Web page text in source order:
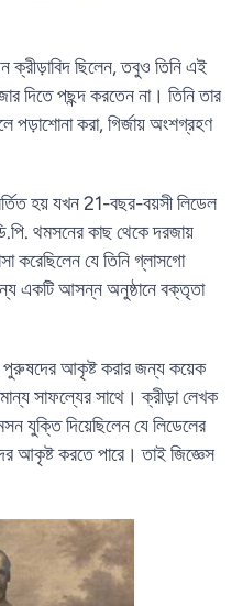
ছিলেন, তবুও তিনি এই
দিতে পছন্দ করতেন না। তিনি তার
পড়াশোনা করা, গির্জায় অংশগ্রহণ
হয় যখন 21-বছর-বয়সী লিডেল
থমসনের কাছ থেকে দরজায়
করেছিলেন যে তিনি গ্লাসগো
একটি আসন্ন অনুষ্ঠানে বক্তৃতা
পুরুষদের আকৃষ্ট করার জন্য কয়েক
সাফল্যের সাথে। ক্রীড়া লেখক
যুক্তি দিয়েছিলেন যে লিডেলের
আকৃষ্ট করতে পারে। তাই জিজ্ঞেস